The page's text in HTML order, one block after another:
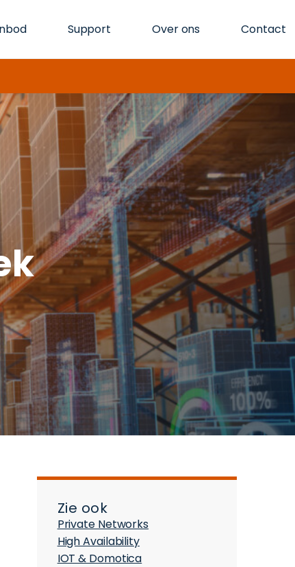
Support Over ons Contact
Zie ook
Private Networks
High Availability
IOT & Domotica